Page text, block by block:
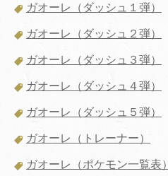
ガオーレ（ダッシュ１弾）
ガオーレ（ダッシュ２弾）
ガオーレ（ダッシュ３弾）
ガオーレ（ダッシュ４弾）
ガオーレ（ダッシュ５弾）
ガオーレ（トレーナー）
ガオーレ（ポケモン一覧表）